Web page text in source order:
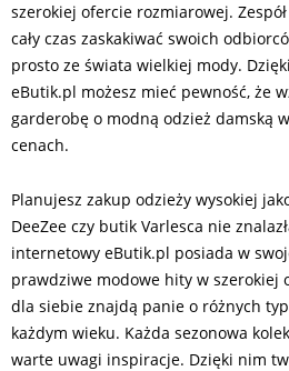
szerokiej ofercie rozmiarowej.
cały czas zaskakiwać swoich
prosto ze świata wielkiej mody.
eButik.pl możesz mieć pewność, że
garderobę o modną odzież damską
cenach.
Planujesz zakup odzieży wysokiej
DeeZee czy butik Varlesca nie
internetowy eButik.pl posiada w
prawdziwe modowe hity w szerokiej
dla siebie znajdą panie o różnych
każdym wieku. Każda sezonowa
warte uwagi inspiracje. Dzięki nim